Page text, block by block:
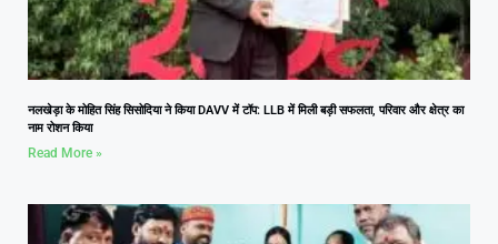
नलखेड़ा के मोहित सिंह सिसोदिया ने किया DAVV में टॉप: LLB में मिली बड़ी सफलता, परिवार और क्षेत्र का
नाम रोशन किया
Read More »